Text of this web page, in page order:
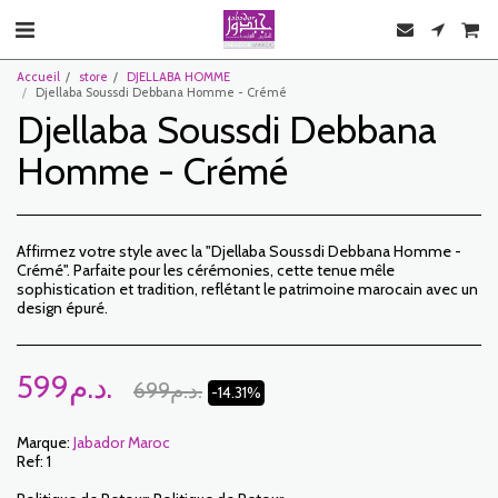
Accueil store
DJELLABA HOMME
Djellaba Soussdi Debbana Homme - Crémé
Djellaba Soussdi Debbana
Homme - Crémé
Affirmez votre style avec la "Djellaba Soussdi Debbana Homme -
Crémé". Parfaite pour les cérémonies, cette tenue mêle
sophistication et tradition, reflétant le patrimoine marocain avec un
design épuré.
599 د.م. 699 د.م. -14.31%
Marque: Jabador Maroc
Ref: 1